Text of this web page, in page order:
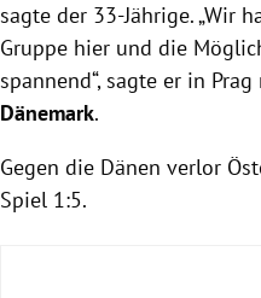
sagte der 33-Jährige. „Wir
Gruppe hier und die
spannend“, sagte er in
Dänemark.
Gegen die Dänen verlor
Spiel 1:5.